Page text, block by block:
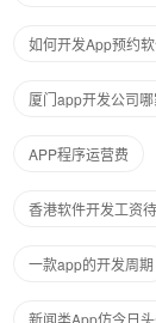
如何开发App预约
厦门app开发公司
APP程序运营费
香港软件开发工资
一款app的开发周期
新闻类App仿今日